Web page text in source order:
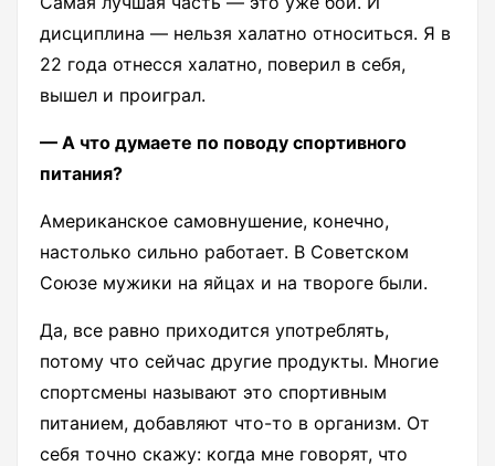
дисциплина — нельзя халатно относиться. Я в
22 года отнесся халатно, поверил в себя,
вышел и проиграл.
— А что думаете по поводу спортивного
питания?
Американское самовнушение, конечно,
настолько сильно работает. В Советском
Союзе мужики на яйцах и на твороге были.
Да, все равно приходится употреблять,
потому что сейчас другие продукты. Многие
спортсмены называют это спортивным
питанием, добавляют что-то в организм. От
себя точно скажу: когда мне говорят, что